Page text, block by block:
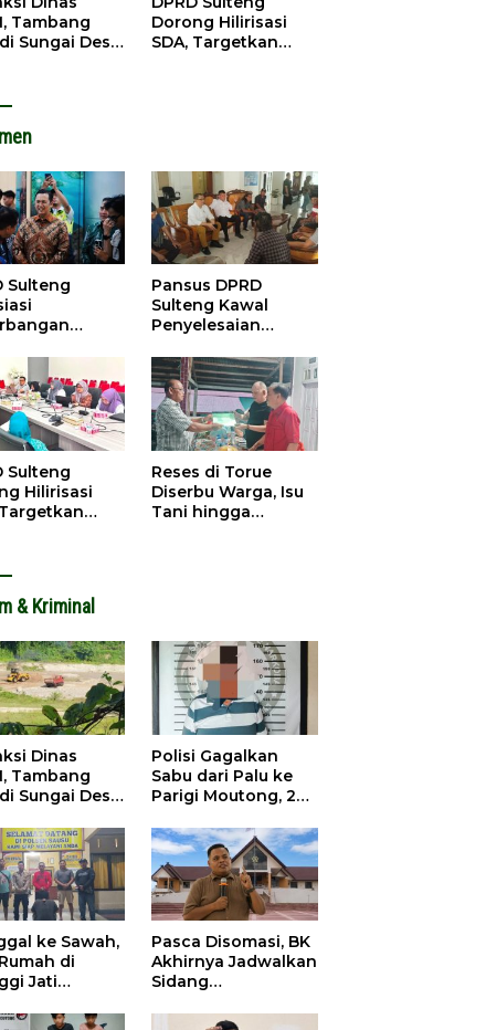
Tambang
Sungai Desa
Dorong Hilirisasi
SDA, Targetkan
Sulteng
Dorong
Pansus DPRD
Sulteng Kawal
Penyelesaian
Sawit di Tolitoli
Sulteng
Hilirisasi
Reses di Torue
Diserbu Warga, Isu
Tani hingga
& Kriminal
Dinas
Tambang
Sungai Desa
Polisi Gagalkan
Sabu dari Palu ke
Parigi Moutong, 2
Ditangkap
ke Sawah,
di
Jati
Dini Hari
Pasca Disomasi, BK
Akhirnya Jadwalkan
Sidang
Terhadap Selpina